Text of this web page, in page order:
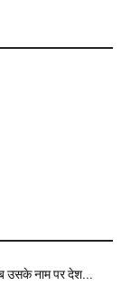
उसके नाम पर देश...